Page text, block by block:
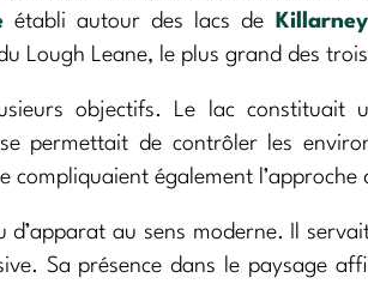
établi autour des lacs de Killarney
Lough Leane, le plus grand des
objectifs. Le lac constituait
permettait de contrôler les
également l’approche
d’apparat au sens moderne. Il
Sa présence dans le paysage